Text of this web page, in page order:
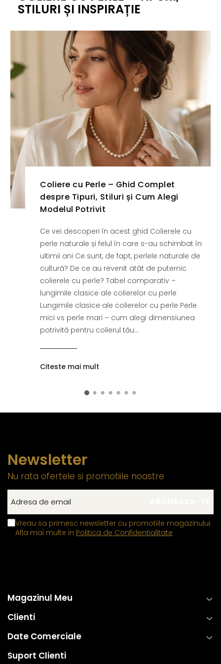
STILURI ȘI INSPIRAȚIE
Coliere cu Perle – Ghid Complet
despre Tipuri, Stiluri și Cum Alegi
Modelul Potrivit
Ce vei descoperi în acest ghid Colierele cu
perle naturale și felul în care s-au schimbat în
ultimii ani Ce sunt, de fapt, perlele naturale de
cultură? De ce au revenit atât de puternic
colierele cu perle? Tabel comparativ –
lungimile clasice ale colierelor cu perle
Lungimile clasice ale colierelor cu perle Perle
mici vs perle mari – cum alegi dimensiunea
potrivită pentru colierul tău...
Citeste mai mult
Newsletter
Nu rata ofertele si promotiile noastre
Vreau sa primesc newsletter cu promotiile magazinului.
Afla mai multe in Politica de Confidentialitate
Magazinul Meu
Clienti
Date Comerciale
Suport Clienti